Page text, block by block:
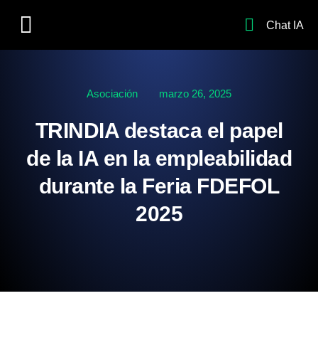
Chat IA
Asociación marzo 26, 2025
TRINDIA destaca el papel
de la IA en la empleabilidad
durante la Feria FDEFOL
2025